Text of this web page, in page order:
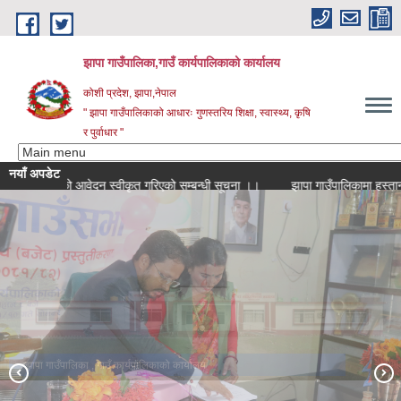
Skip to main content
झापा गाउँपालिका,गाउँ कार्यपालिकाको कार्यालय
कोशी प्रदेश, झापा,नेपाल
" झापा गाउँपालिकाको आधारः गुणस्तरिय शिक्षा, स्वास्थ्य, कृषि
र पुर्वाधार "
नयाँ अपडेट
को आवेदन स्वीकृत गरिएको सम्बन्धी सूचना ।।
झापा गाउँपालिका , गाउँ कार्यपालिकाको कार्यालय